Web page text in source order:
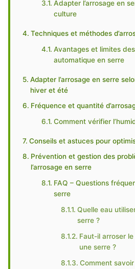
Adapter l’arrosage en
culture
Techniques et méthodes
Avantages et limites
automatique en serre
Adapter l’arrosage en serre
hiver et été
Fréquence et quantité
Comment vérifier
Conseils et astuces pour
Prévention et gestion des
l’arrosage en serre
FAQ – Questions
serre
Quelle eau
serre ?
Faut-il arroser
une serre ?
Comment